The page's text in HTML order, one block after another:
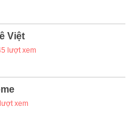
Việt
lượt xem
xem